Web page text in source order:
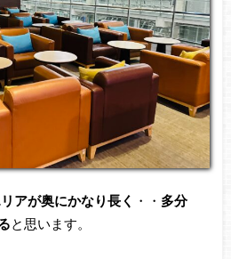
アが奥にかなり長く ・・ 多分
と思います。